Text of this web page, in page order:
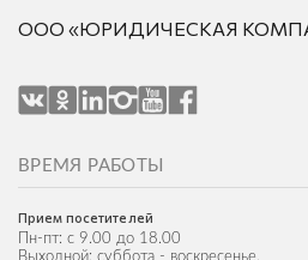
ООО «ЮРИДИЧЕСКАЯ
ВРЕМЯ РАБОТЫ
Прием посетителей
Пн-пт: с 9.00 до 18.00